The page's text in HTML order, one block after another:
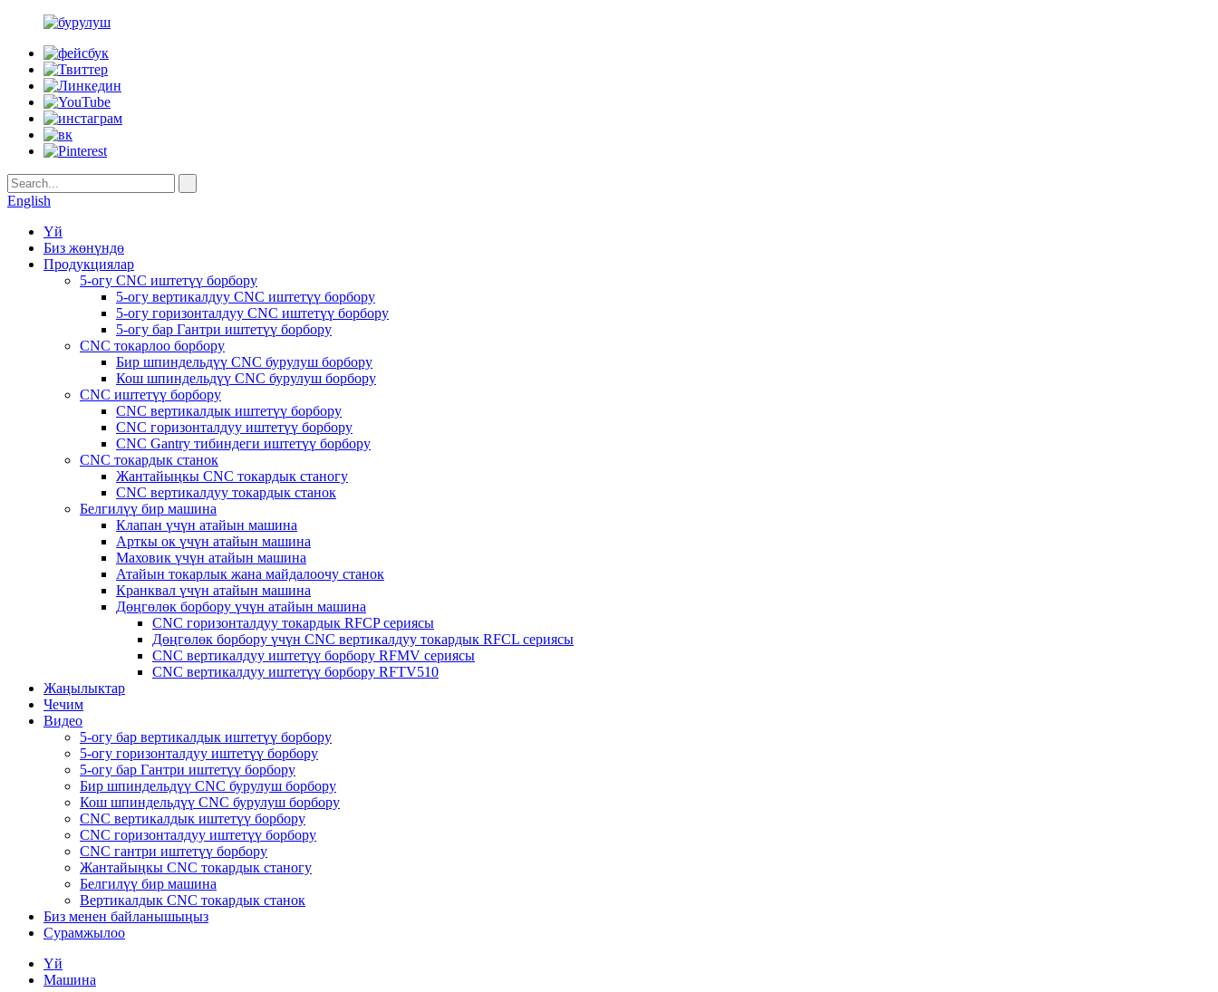
English
Үй
Биз жөнүндө
Продукциялар
5-огу CNC иштетүү борбору
5-огу вертикалдуу CNC иштетүү борбору
5-огу горизонталдуу CNC иштетүү борбору
5-огу бар Гантри иштетүү борбору
CNC токарлоо борбору
Бир шпиндельдүү CNC бурулуш борбору
Кош шпиндельдүү CNC бурулуш борбору
CNC иштетүү борбору
CNC вертикалдык иштетүү борбору
CNC горизонталдуу иштетүү борбору
CNC Gantry тибиндеги иштетүү борбору
CNC токардык станок
Жантайыңкы CNC токардык станогу
CNC вертикалдуу токардык станок
Белгилүү бир машина
Клапан үчүн атайын машина
Арткы ок үчүн атайын машина
Маховик үчүн атайын машина
Атайын токарлык жана майдалоочу станок
Кранквал үчүн атайын машина
Дөңгөлөк борбору үчүн атайын машина
CNC горизонталдуу токардык RFCP сериясы
Дөңгөлөк борбору үчүн CNC вертикалдуу токардык RFCL сериясы
CNC вертикалдуу иштетүү борбору RFMV сериясы
CNC вертикалдуу иштетүү борбору RFTV510
Жаңылыктар
Чечим
Видео
5-огу бар вертикалдык иштетүү борбору
5-огу горизонталдуу иштетүү борбору
5-огу бар Гантри иштетүү борбору
Бир шпиндельдүү CNC бурулуш борбору
Кош шпиндельдүү CNC бурулуш борбору
CNC вертикалдык иштетүү борбору
CNC горизонталдуу иштетүү борбору
CNC гантри иштетүү борбору
Жантайыңкы CNC токардык станогу
Белгилүү бир машина
Вертикалдык CNC токардык станок
Биз менен байланышыңыз
Сурамжылоо
Үй
Машина